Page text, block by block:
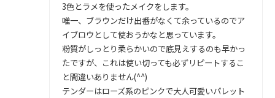
3色とラメを使ったメイクをします。
唯一、ブラウンだけ出番がなくて余っているのでア
イブロウとして使おうかなと思っています。
粉質がしっとり柔らかいので底見えするのも早かっ
たですが、これは使い切っても必ずリピートするこ
と間違いありません(^^)
テンダーはローズ系のピンクで大人可愛いパレット